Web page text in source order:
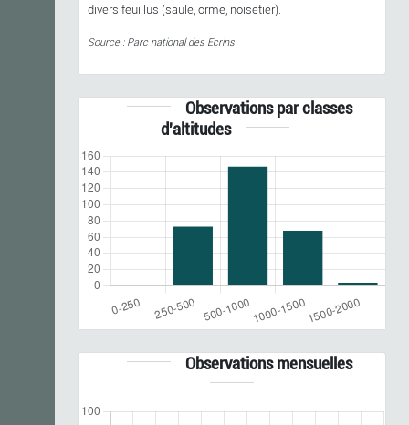
divers feuillus (saule, orme, noisetier).
Source : Parc national des Ecrins
Observations par classes
d'altitudes
Observations mensuelles